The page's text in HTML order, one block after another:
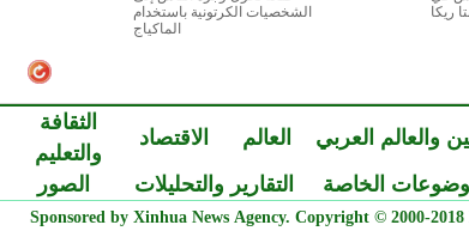
ريكا
الشخصيات الكرتونية باستخدام
الماكياج
والعالم العربي العالم الاقتصاد
الثقافة
والتعليم
الخاصة التقارير والتحليلات الصور
Sponsored by Xinhua News Agency. Copyright © 2000-